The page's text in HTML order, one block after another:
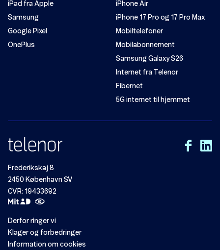
iPad fra Apple
Samsung
Google Pixel
OnePlus
iPhone Air
iPhone 17 Pro og 17 Pro Max
Mobiltelefoner
Mobilabonnement
Samsung Galaxy S26
Internet fra Telenor
Fibernet
5G internet til hjemmet
Frederikskaj 8
2450 København SV
CVR: 19433692
Derfor ringer vi
Klager og forbedringer
Information om cookies